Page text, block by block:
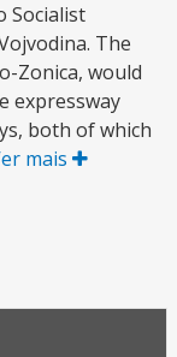
Socialist
The
Zonica, would
expressway
both of which
mais